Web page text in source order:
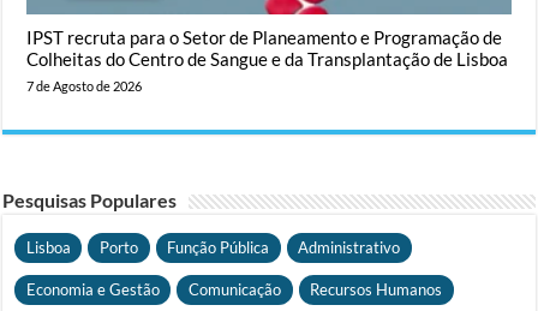
IPST recruta para o Setor de Planeamento e Programação de
Colheitas do Centro de Sangue e da Transplantação de Lisboa
7 de Agosto de 2026
Pesquisas Populares
Lisboa Porto Função Pública Administrativo
Economia e Gestão Comunicação Recursos Humanos